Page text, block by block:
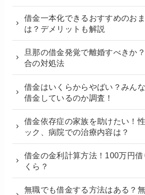
借金一本化できるおすすめのお
は？デメリットも解説
旦那の借金発覚で離婚すべきか
合の対処法
借金はいくらからやばい？みん
借金しているのか調査！
借金依存症の家族を助けたい！
ック、病院での治療内容は？
借金の金利計算方法！100万円
くら？
無職でも借金する方法はある？